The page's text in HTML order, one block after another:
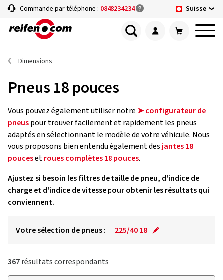
Commande par téléphone : 0848234234 Suisse
Dimensions
Pneus 18 pouces
Vous pouvez également utiliser notre ➤ configurateur de
pneuspour trouver facilement et rapidement les pneus
adaptés en sélectionnant le modèle de votre véhicule. Nous
vous proposons bien entendu également des jantes 18
poucesetroues complètes 18 pouces.
Ajustez si besoin les filtres de taille de pneu, d'indice de
charge et d'indice de vitesse pour obtenir les résultats qui
conviennent.
Votre sélection de pneus : 225/40 18
367résultats correspondants